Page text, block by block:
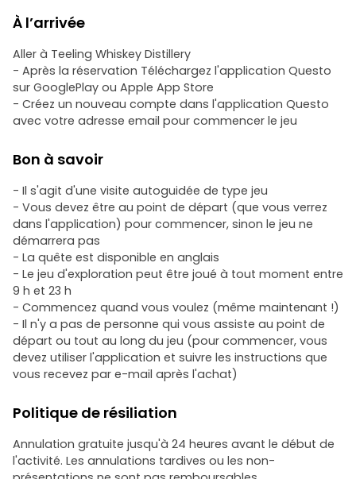
À l’arrivée
Aller à Teeling Whiskey Distillery
- Après la réservation Téléchargez l'application Questo
sur GooglePlay ou Apple App Store
- Créez un nouveau compte dans l'application Questo
avec votre adresse email pour commencer le jeu
Bon à savoir
- Il s'agit d'une visite autoguidée de type jeu
- Vous devez être au point de départ (que vous verrez
dans l'application) pour commencer, sinon le jeu ne
démarrera pas
- La quête est disponible en anglais
- Le jeu d'exploration peut être joué à tout moment entre
9 h et 23 h
- Commencez quand vous voulez (même maintenant !)
- Il n'y a pas de personne qui vous assiste au point de
départ ou tout au long du jeu (pour commencer, vous
devez utiliser l'application et suivre les instructions que
vous recevez par e-mail après l'achat)
Politique de résiliation
Annulation gratuite jusqu'à 24 heures avant le début de
l'activité. Les annulations tardives ou les non-